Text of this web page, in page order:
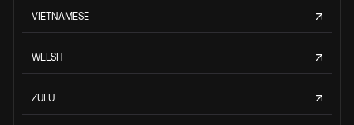
VIETNAMESE
WELSH
ZULU